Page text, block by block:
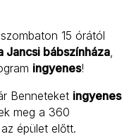
15 órától
Jancsi bábszínháza,
ingyenes!
Benneteket ingyenes
meg a 360
épület előtt.